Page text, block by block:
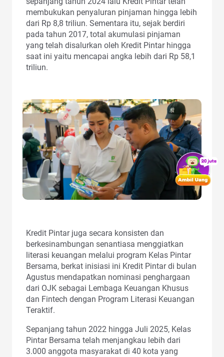
membukukan penyaluran pinjaman hingga lebih
dari Rp 8,8 triliun. Sementara itu, sejak berdiri
pada tahun 2017, total akumulasi pinjaman
yang telah disalurkan oleh Kredit Pintar hingga
saat ini yaitu mencapai angka lebih dari Rp 58,1
triliun.
Kredit Pintar juga secara konsisten dan
berkesinambungan senantiasa menggiatkan
literasi keuangan melalui program Kelas Pintar
Bersama, berkat inisiasi ini Kredit Pintar di bulan
Agustus mendapatkan nominasi penghargaan
dari OJK sebagai Lembaga Keuangan Khusus
dan Fintech dengan Program Literasi Keuangan
Teraktif.
Sepanjang tahun 2022 hingga Juli 2025, Kelas
Pintar Bersama telah menjangkau lebih dari
3.000 anggota masyarakat di 40 kota yang